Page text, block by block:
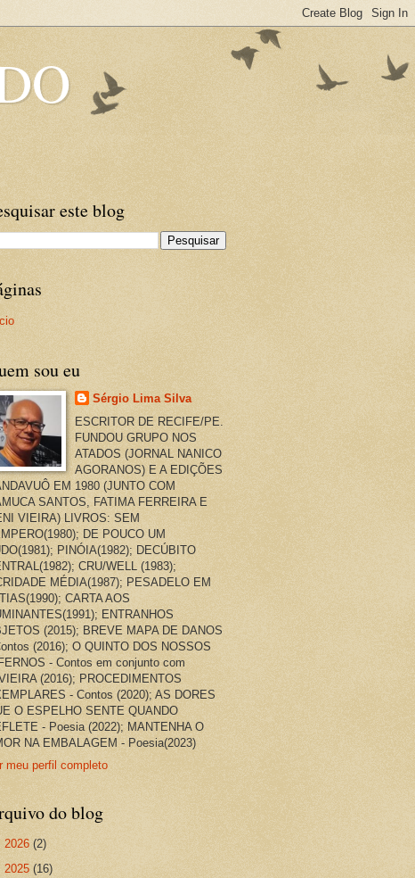
este blog
sou eu
Sérgio Lima Silva
ESCRITOR DE RECIFE/PE.
FUNDOU GRUPO NOS
ATADOS (JORNAL NANICO
AGORANOS) E A EDIÇÕES
EM 1980 (JUNTO COM
SANTOS, FATIMA FERREIRA E
VIEIRA) LIVROS: SEM
DE POUCO UM
PINÓIA(1982); DECÚBITO
CRU/WELL (1983);
MÉDIA(1987); PESADELO EM
CARTA AOS
ENTRANHOS
(2015); BREVE MAPA DE DANOS
(2016); O QUINTO DOS NOSSOS
- Contos em conjunto com
(2016); PROCEDIMENTOS
- Contos (2020); AS DORES
O ESPELHO SENTE QUANDO
- Poesia (2022); MANTENHA O
NA EMBALAGEM - Poesia(2023)
meu perfil completo
do blog
2026 (2)
2025 (16)